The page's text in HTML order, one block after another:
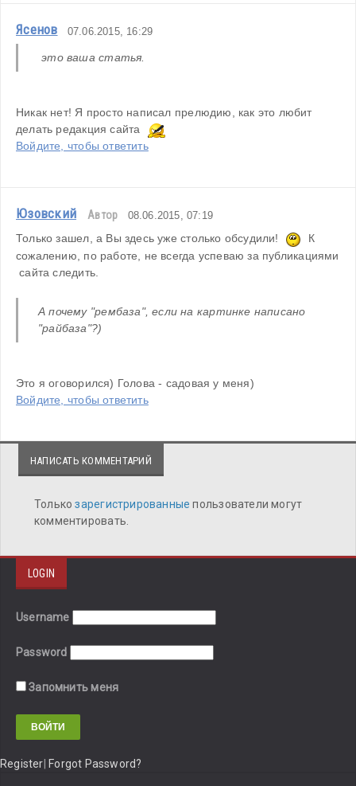
Ясенов 07.06.2015, 16:29
это ваша статья.
Никак нет! Я просто написал прелюдию, как это любит
делать редакция сайта
Войдите, чтобы ответить
Юзовский Автор 08.06.2015, 07:19
Только зашел, а Вы здесь уже столько обсудили!
К
сожалению, по работе, не всегда успеваю за публикациями
сайта следить.
А почему "рембаза", если на картинке написано
"райбаза"?)
Это я оговорился) Голова - садовая у меня)
Войдите, чтобы ответить
НАПИСАТЬ КОММЕНТАРИЙ
Толькозарегистрированныепользователи могут
комментировать.
LOGIN
Username
Password
Запомнить меня
Register Forgot Password?